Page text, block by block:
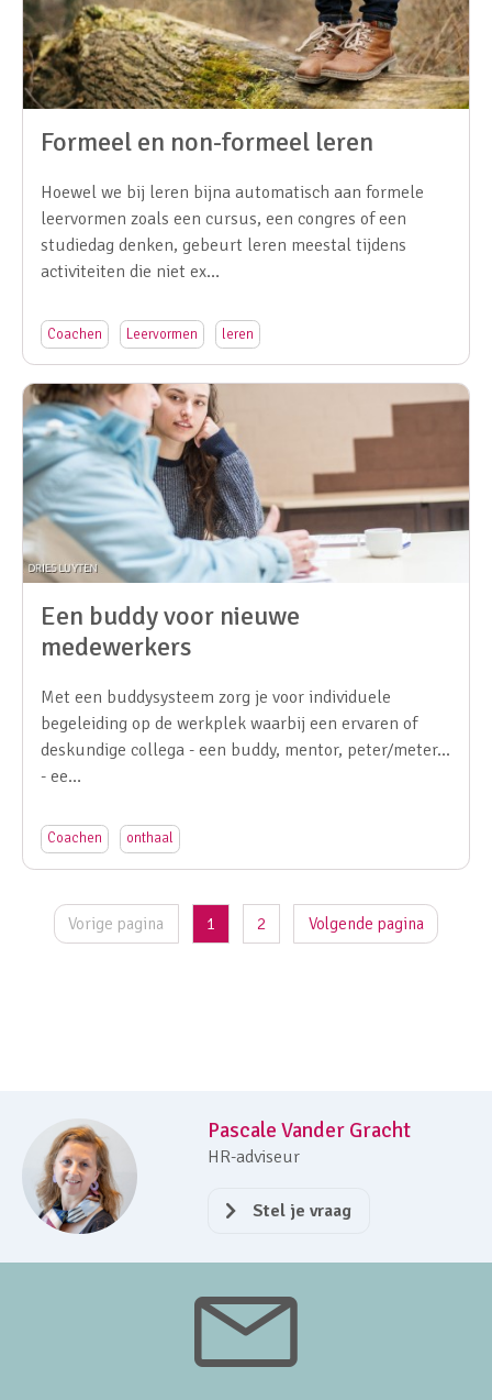
Formeel en non-formeel leren
Hoewel we bij leren bijna automatisch aan formele
leervormen zoals een cursus, een congres of een
studiedag denken, gebeurt leren meestal tijdens
activiteiten die niet ex…
Coachen Leervormen leren
Een buddy voor nieuwe
medewerkers
Met een buddysysteem zorg je voor individuele
begeleiding op de werkplek waarbij een ervaren of
deskundige collega - een buddy, mentor, peter/meter...
- ee…
Coachen onthaal
Vorige pagina 1 2 Volgende pagina
Pascale Vander Gracht
HR-adviseur
Stel je vraag